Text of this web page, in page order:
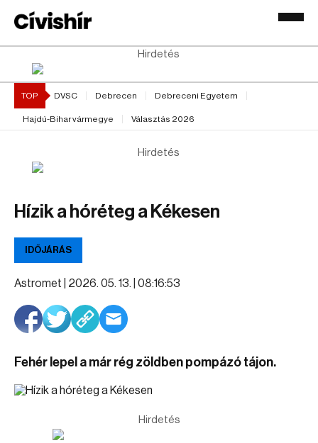
Hirdetés
TOP DVSC Debrecen Debreceni Egyetem
Hajdú-Bihar vármegye Választás 2026
Hirdetés
Hízik a hóréteg a Kékesen
IDŐJÁRÁS
Astromet | 2026. 05. 13. | 08:16:53
Fehér lepel a már rég zöldben pompázó tájon.
Hirdetés